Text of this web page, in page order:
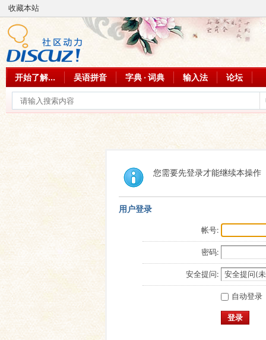
收藏本站
开始了解... 吴语拼音 字典 · 词典 输入法 论坛
您需要先登录才能继续本操作
用户登录
帐号:
密码:
安全提问:
自动登录
登录